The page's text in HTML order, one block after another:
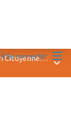
Se connecter
Prix &quot;Bonne Pratique en Participation Citoyenne&quot; 2018